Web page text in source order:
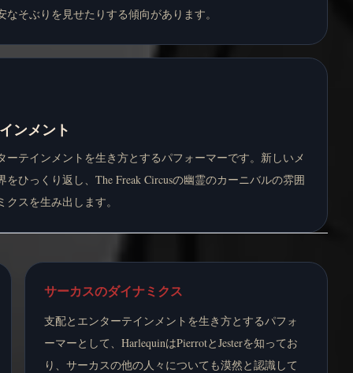
そぶりを見せたりする傾向があります。
ンメント
ーテインメントを生き方とするパフォーマーです。新しいメ
ひっくり返し、The Freak Circusの幽霊のカーニバルの雰囲
スを生み出します。
サーカスのダイナミクス
支配とエンターテインメントを生き方とするパフォ
ーマーとして、HarlequinはPierrotとJesterを知ってお
り、サーカスの他の人々についても漠然と認識して